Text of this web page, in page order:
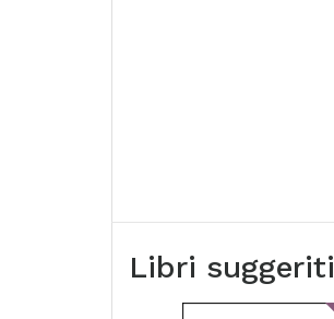
Libri suggeriti